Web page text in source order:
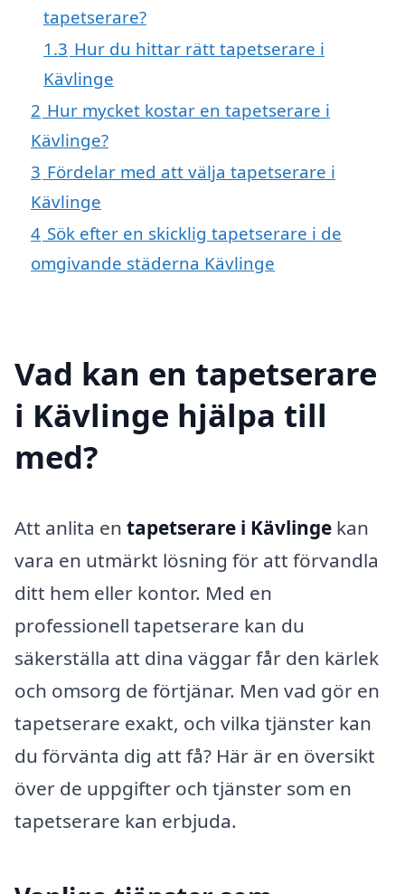
tapetserare?
1.3 Hur du hittar rätt tapetserare i
Kävlinge
2 Hur mycket kostar en tapetserare i
Kävlinge?
3 Fördelar med att välja tapetserare i
Kävlinge
4 Sök efter en skicklig tapetserare i de
omgivande städerna Kävlinge
Vad kan en tapetserare
i Kävlinge hjälpa till
med?
Att anlita en tapetserare i Kävlinge kan
vara en utmärkt lösning för att förvandla
ditt hem eller kontor. Med en
professionell tapetserare kan du
säkerställa att dina väggar får den kärlek
och omsorg de förtjänar. Men vad gör en
tapetserare exakt, och vilka tjänster kan
du förvänta dig att få? Här är en översikt
över de uppgifter och tjänster som en
tapetserare kan erbjuda.